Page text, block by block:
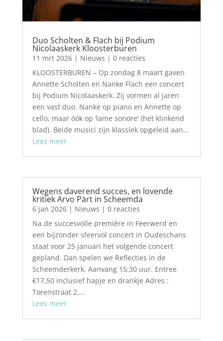
Duo Scholten & Flach bij Podium
Nicolaaskerk Kloosterburen
11 mrt 2026| Nieuws | 0 reacties
KLOOSTERBUREN – Op zondag 8 maart gaven
Annette Scholten en Nanke Flach een concert
bij Podium Nicolaaskerk. Zij vormen al jaren
een vast duo. Nanke op piano en Annette op
cello, maar óók op ‘lame sonore' (het klinkend
blad). Beide musici zijn klassiek opgeleid aan...
Lees meer
Wegens daverend succes, en lovende
kritiek Arvo Pärt in Scheemda
6 jan 2026| Nieuws | 0 reacties
Na de succesvolle première in Feerwerd en
een bijzonder sfeervol concert in Oudeschans
staat voor 25 januari het volgende concert
gepland. Dan spelen we Reflecties in de
Scheemderkerk. Aanvang 15:30 uur. Entree
€17,50 inclusief hapje en drankje Adres :
Torenstraat 2,...
Lees meer